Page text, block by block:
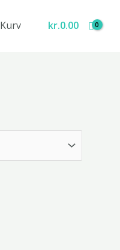
Kurv kr.0.00